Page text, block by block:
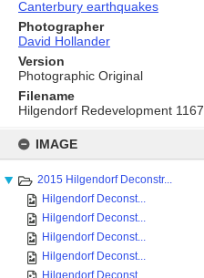
content
IMAGE
2015 Hilgendorf Deconstr...
Hilgendorf Deconst...
Hilgendorf Deconst...
Hilgendorf Deconst...
Hilgendorf Deconst...
Hilgendorf Deconst...
Canterbury earthquakes
Photographer
David Hollander
Version
Photographic Original
Filename
Hilgendorf Redevelopment 1167